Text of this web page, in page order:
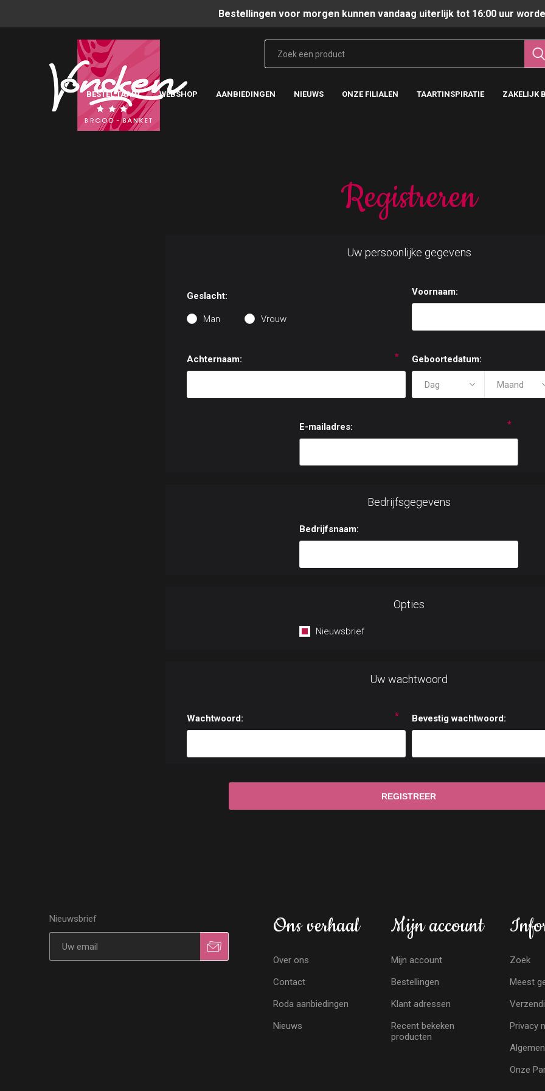
Bestellingen voor morgen kunnen vandaag uiterlijk tot 16:00 uur
BESTEL TAART WEBSHOP AANBIEDINGEN NIEUWS ONZE FILIALEN TAARTINSPIRATIE ZAKELIJK
Registreren
Uw persoonlijke gegevens
Geslacht:
Man Vrouw
Voornaam:
Achternaam: * Geboortedatum:
E-mailadres: *
Bedrijfsgegevens
Bedrijfsnaam:
Opties
Nieuwsbrief
Uw wachtwoord
Wachtwoord: * Bevestig wachtwoord:
Nieuwsbrief Ons verhaal
Over ons
Contact
Roda aanbiedingen
Nieuws
Mijn account
Mijn account
Bestellingen
Klant adressen
Recent bekeken
producten
Zoek
Meest
Privacy
Onze